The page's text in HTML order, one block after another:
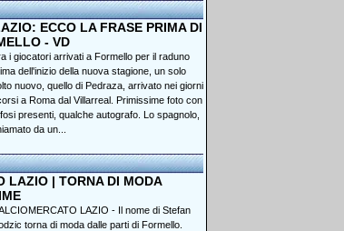
ECCO LA FRASE PRIMA DI
- VD
i giocatori arrivati a Formello per il raduno
dell'inizio della nuova stagione, un solo
nuovo, quello di Pedraza, arrivato nei giorni
a Roma dal Villarreal. Primissime foto con
presenti, qualche autografo. Lo spagnolo,
da un...
LAZIO | TORNA DI MODA
LAZIO - Il nome di Stefan
torna di moda dalle parti di Formello.